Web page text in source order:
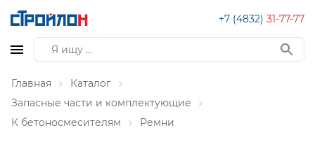
+7 (4832) 31-77-77
Главная
Каталог
Запасные части и комплектующие
К бетоносмесителям
Ремни